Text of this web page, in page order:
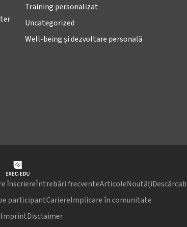
Training personalizat
Uncategorized
Well-being și dezvoltare personală
înscriereÎntrebări frecventeArticoleNoutăți
participantCariereImplicare în comunitate
ImprintDisclaimer